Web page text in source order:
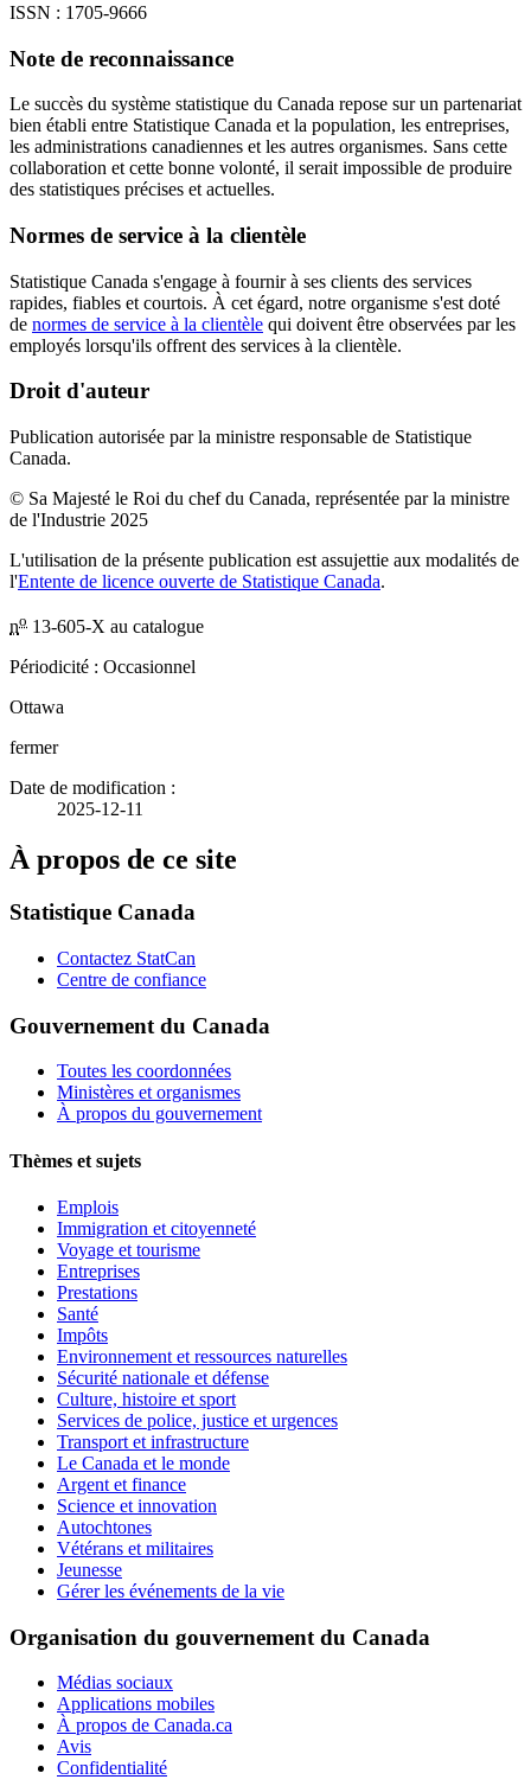
ISSN : 1705-9666
Note de reconnaissance
Le succès du système statistique du Canada repose sur un partenariat
bien établi entre Statistique Canada et la population, les entreprises,
les administrations canadiennes et les autres organismes. Sans cette
collaboration et cette bonne volonté, il serait impossible de produire
des statistiques précises et actuelles.
Normes de service à la clientèle
Statistique Canada s'engage à fournir à ses clients des services
rapides, fiables et courtois. À cet égard, notre organisme s'est doté
de normes de service à la clientèle qui doivent être observées par les
employés lorsqu'ils offrent des services à la clientèle.
Droit d'auteur
Publication autorisée par la ministre responsable de Statistique
Canada.
© Sa Majesté le Roi du chef du Canada, représentée par la ministre
de l'Industrie 2025
L'utilisation de la présente publication est assujettie aux modalités de
l'Entente de licence ouverte de Statistique Canada.
no 13-605-X au catalogue
Périodicité : Occasionnel
Ottawa
fermer
Date de modification :
2025-12-11
À propos de ce site
Statistique Canada
Contactez StatCan
Centre de confiance
Gouvernement du Canada
Toutes les coordonnées
Ministères et organismes
À propos du gouvernement
Thèmes et sujets
Emplois
Immigration et citoyenneté
Voyage et tourisme
Entreprises
Prestations
Santé
Impôts
Environnement et ressources naturelles
Sécurité nationale et défense
Culture, histoire et sport
Services de police, justice et urgences
Transport et infrastructure
Le Canada et le monde
Argent et finance
Science et innovation
Autochtones
Vétérans et militaires
Jeunesse
Gérer les événements de la vie
Organisation du gouvernement du Canada
Médias sociaux
Applications mobiles
À propos de Canada.ca
Avis
Confidentialité